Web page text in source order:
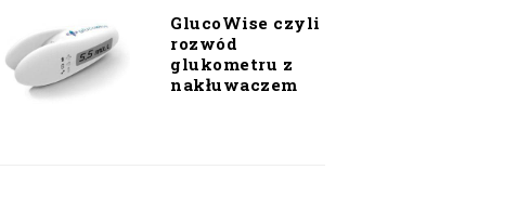
GlucoWise czyli
rozwód
glukometru z
nakłuwaczem